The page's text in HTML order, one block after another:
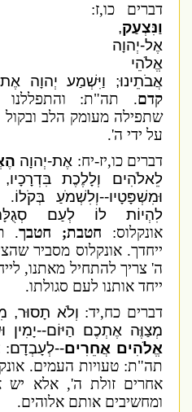
דברים כו,ז:
וַנִּצְעַק,
אֶל-יְהוָה
אֱלֹהֵי
אֲבֹתֵינוּ; וַיִּשְׁמַע יְהוָה אֶת-
קדם. תה"ת: והתפללנו
שתפילה מעומק הלב ובקול
על ידי ה'.
דברים כו,יז-יח:אֶת-יְהוָה
לֵאלֹהִים וְלָלֶכֶת בִּדְרָכָיו,
וּמִשְׁפָּטָיו--וְלִשְׁמֹעַ בְּקֹלוֹ.
לִהְיוֹת לוֹ לְעַם
אונקלוס:חטבת; חטבך.
ייחדך. אונקלוס מסביר
ה' צריך להתחיל מאתנו,
ייחד אותנו לעם סגולתו.
דברים כח,יד:וְלֹא תָסוּר,
מְצַוֶּה אֶתְכֶם הַיּוֹם--יָמִין
אֱלֹהִים אֲחֵרִים--לְעָבְדָם:
תה"ת: טעויות העמים.
אחרים זולת ה', אלא יש
ומחשיבים אותם אלוהים.